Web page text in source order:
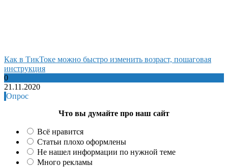
Как в ТикТоке можно быстро изменить возраст, пошаговая
инструкция
0
21.11.2020
Опрос
Что вы думайте про наш сайт
Всё нравится
Статьи плохо оформлены
Не нашел информации по нужной теме
Много рекламы